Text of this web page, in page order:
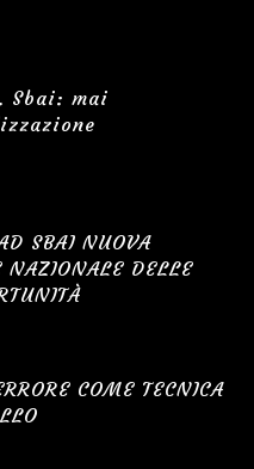
Sbai: mai
SBAI NUOVA
NAZIONALE DELLE
COME TECNICA